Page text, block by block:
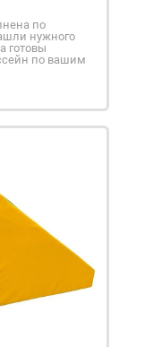
по
нужного
готовы
по вашим